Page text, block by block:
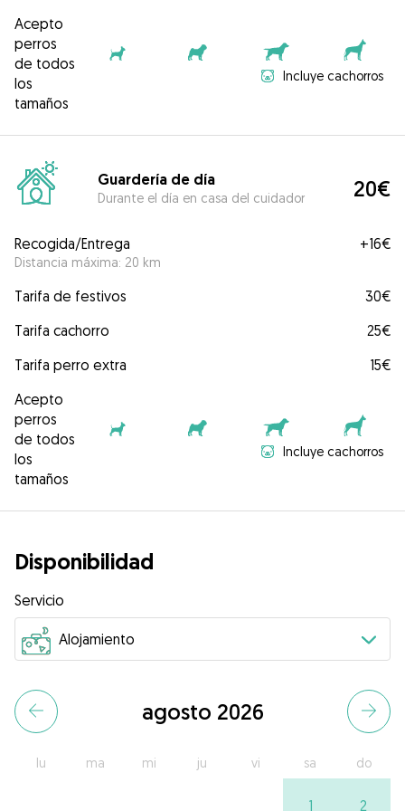
Acepto
perros
de todos
los
tamaños
Incluye cachorros
Guardería de día
Durante el día en casa del cuidador 20€
Recogida/Entrega
Distancia máxima: 20 km
+16€
Tarifa de festivos
30€
Tarifa cachorro
25€
Tarifa perro extra
15€
Acepto
perros
de todos
los
tamaños
Incluye cachorros
Disponibilidad
Servicio
agosto 2026
lu ma mi ju vi sa do
1 2